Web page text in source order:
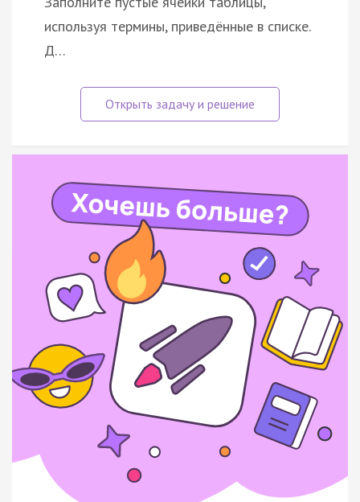
используя термины, приведённые в списке.
Д…